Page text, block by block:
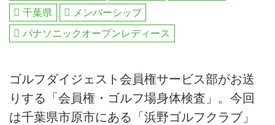
千葉県
メンバーシップ
パナソニックオープンレディース
ゴルフダイジェスト会員権サービス部がお送
りする「会員権・ゴルフ場身体検査」。今回
は千葉県市原市にある「浜野ゴルフクラブ」